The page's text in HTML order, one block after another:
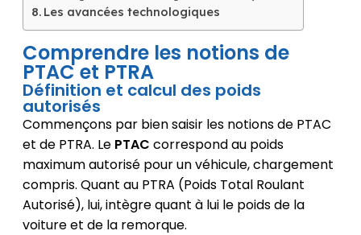
Les avancées technologiques
Comprendre les notions de
PTAC et PTRA
Définition et calcul des poids
autorisés
Commençons par bien saisir les notions de PTAC
et de PTRA. Le PTAC correspond au poids
maximum autorisé pour un véhicule, chargement
compris. Quant au PTRA (Poids Total Roulant
Autorisé), lui, intègre quant à lui le poids de la
voiture et de la remorque.